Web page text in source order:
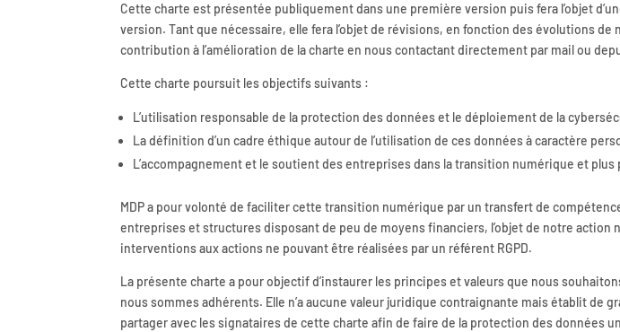
Cette charte est présentée publiquement dans une première version puis fera l’objet
version. Tant que nécessaire, elle fera l’objet de révisions, en fonction des évolutions
contribution à l’amélioration de la charte en nous contactant directement par mail ou
Cette charte poursuit les objectifs suivants :
L’utilisation responsable de la protection des données et le déploiement de la
La définition d’un cadre éthique autour de l’utilisation de ces données à caractère
L’accompagnement et le soutient des entreprises dans la transition numérique et
MDP a pour volonté de faciliter cette transition numérique par un transfert de
entreprises et structures disposant de peu de moyens financiers, l’objet de notre action
interventions aux actions ne pouvant être réalisées par un référent RGPD.
La présente charte a pour objectif d’instaurer les principes et valeurs que nous
nous sommes adhérents. Elle n’a aucune valeur juridique contraignante mais établit
partager avec les signataires de cette charte afin de faire de la protection des données